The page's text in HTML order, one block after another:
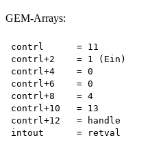
GEM-Arrays:
contrl      = 11
contrl+2    = 1 (Ein)
contrl+4    = 0
contrl+6    = 0
contrl+8    = 4
contrl+10   = 13
contrl+12   = handle